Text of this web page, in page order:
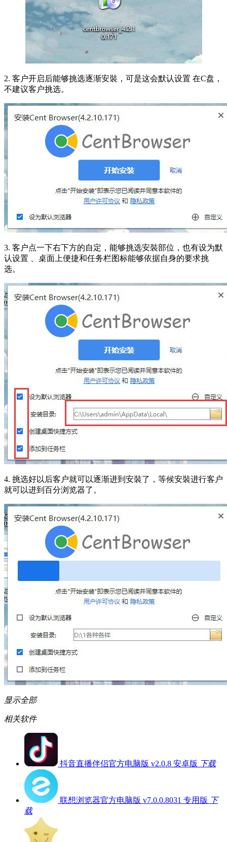
2. 客户开启后能够挑选逐渐安裝，可是这会默认设置 在C盘，
不建议客户挑选。
3. 客户点一下右下方的自定，能够挑选安裝部位，也有设为默
认设置 、桌面上便捷和任务栏图标能够依据自身的要求挑
选。
4. 挑选好以后客户就可以逐渐进到安裝了，等候安裝进行客户
就可以进到百分浏览器了。
显示全部
相关软件
抖音直播伴侣官方电脑版 v2.0.8 安卓版 下载
联想浏览器官方电脑版 v7.0.0.8031 专用版 下
载